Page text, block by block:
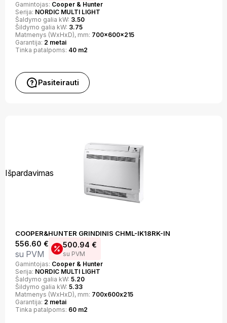
Gamintojas: Cooper & Hunter
Serija: NORDIC MULTI LIGHT
Šaldymo galia kW: 3.50
Šildymo galia kW: 3.75
Matmenys (WxHxD), mm: 700x600x215
Garantija: 2 metai
Tinka patalpoms: 40 m2
Pasiteirauti
Išpardavimas
COOPER&HUNTER GRINDINIS CHML-IK18RK-IN
556.60 €
su PVM
500.94 €
su PVM
Gamintojas: Cooper & Hunter
Serija: NORDIC MULTI LIGHT
Šaldymo galia kW: 5.20
Šildymo galia kW: 5.33
Matmenys (WxHxD), mm: 700х600х215
Garantija: 2 metai
Tinka patalpoms: 60 m2